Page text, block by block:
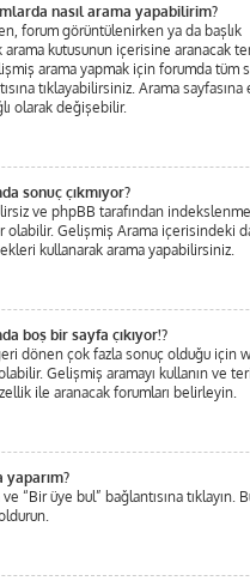
nasıl arama yapabilirim?
forum görüntülenirken ya da başlık
kutusunun içerisine aranacak
arama yapmak için forumda tüm
tıklayabilirsiniz. Arama
olarak değişebilir.
sonuç çıkmıyor?
ve phpBB tarafından
olabilir. Gelişmiş Arama içerisindeki
kullanarak arama yapabilirsiniz.
boş bir sayfa çıkıyor!?
dönen çok fazla sonuç olduğu için
Gelişmiş aramayı kullanın ve
ile aranacak forumları belirleyin.
yaparım?
“Bir üye bul” bağlantısına tıklayın.